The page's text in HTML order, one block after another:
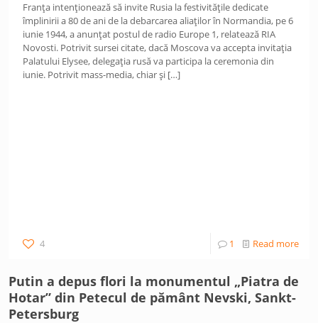
Franța intenționează să invite Rusia la festivitățile dedicate
împlinirii a 80 de ani de la debarcarea aliaților în Normandia, pe 6
iunie 1944, a anunțat postul de radio Europe 1, relatează RIA
Novosti. Potrivit sursei citate, dacă Moscova va accepta invitația
Palatului Elysee, delegația rusă va participa la ceremonia din
iunie. Potrivit mass-media, chiar și […]
4 1 Read more
Putin a depus flori la monumentul „Piatra de
Hotar” din Petecul de pământ Nevski, Sankt-
Petersburg